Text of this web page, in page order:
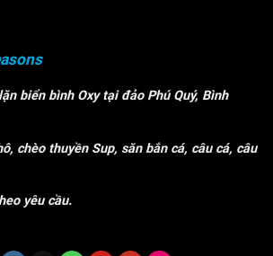
biển bình Oxy tại đảo Phú Quý, Bình
chèo thuyền Sup, săn bắn cá, câu cá, câu
yêu cầu.